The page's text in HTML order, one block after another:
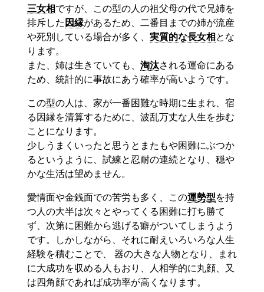
三女相ですが、この型の人の祖父母の代で兄姉を
排斥した 因縁があるため、二番目までの姉が流産
や死別している場合が多く、 実質的な長女相 とな
ります。
また、姉は生きていても、 淘汰される運命にある
ため、統計的に事故にあう確率が高いようです。
この型の人は、家が一番困難な時期に生まれ、宿
る因縁を清算するために、波乱万丈な人生を歩む
ことになります。
少しうまくいったと思うとまたもや困難にぶつか
るというように、試練と忍耐の連続となり、穏や
かな生活は望めません。
愛情面や金銭面での苦労も多く、この運勢型を持
つ人の大半は次々とやってくる困難に打ち勝て
ず、次第に困難から逃げる癖がついてしまうよう
です。しかしながら、それに耐えいろいろな人生
経験を積むことで、 器の大きな人物となり、まれ
に大成功を収める人もおり、人相学的に丸顔、又
は四角顔であれば成功率が高くなります。